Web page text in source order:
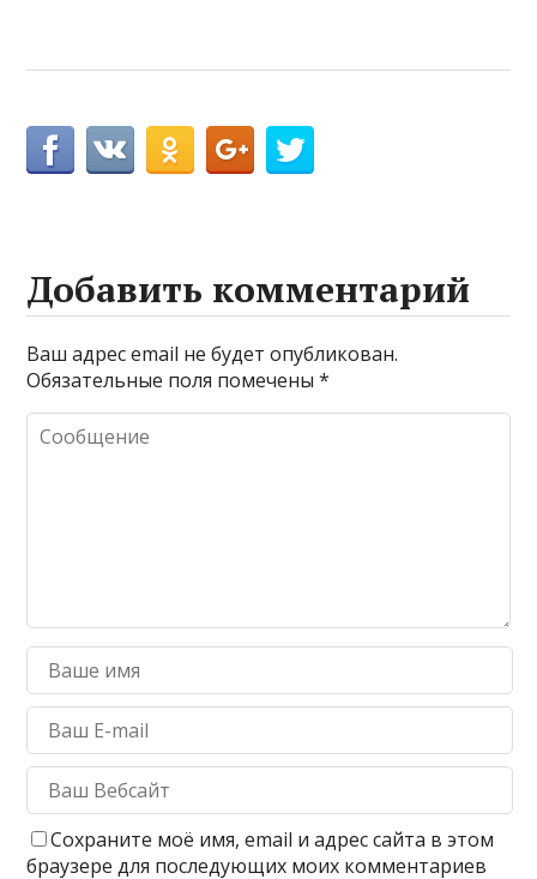
Добавить комментарий
Ваш адрес email не будет опубликован.
Обязательные поля помечены*
Сохраните моё имя, email и адрес сайта в этом
браузере для последующих моих комментариев